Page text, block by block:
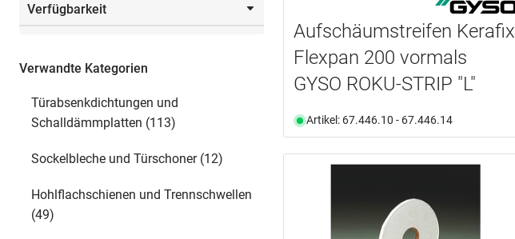
Auswählen
Auswählen
Verfügbarkeit
Verwandte Kategorien
Türabsenkdichtungen und
Schalldämmplatten (113)
Sockelbleche und Türschoner (12)
Hohlflachschienen und Trennschwellen
(49)
Aufschäumstreifen Kerafix
Flexpan 200 vormals
GYSO ROKU-STRIP "L"
Artikel: 67.446.10 - 67.446.14